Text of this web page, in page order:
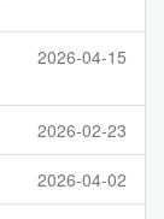
2026-04-15
2026-02-23
2026-04-02